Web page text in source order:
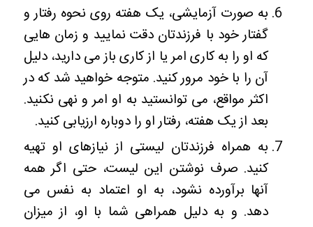
به صورت آزمایشی، یک هفته روی نحوه رفتار و
گفتار خود با فرزندتان دقت نمایید و زمان هایی
که او را به کاری امر یا از کاری باز می دارید، دلیل
آن را با خود مرور کنید. متوجه خواهید شد که در
اکثر مواقع، می توانستید به او امر و نهی نکنید.
بعد از یک هفته، رفتار او را دوباره ارزیابی کنید.
به همراه فرزندتان لیستی از نیازهای او تهیه
کنید. صرف نوشتن این لیست، حتی اگر همه
آنها برآورده نشود، به او اعتماد به نفس می
دهد. و به دلیل همراهی شما با او، از میزان